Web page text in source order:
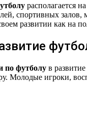
располагается
спортивных
развитии как на
по футболу в
Молодые игроки,